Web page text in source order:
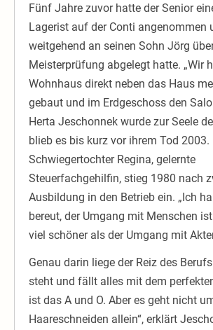
Fünf Jahre zuvor hatte der Senior
Lagerist auf der Conti angenommen
weitgehend an seinen Sohn Jörg
Meisterprüfung abgelegt hatte. „Wir
Wohnhaus direkt neben das Haus
gebaut und im Erdgeschoss den
Herta Jeschonnek wurde zur Seele
blieb es bis kurz vor ihrem Tod 2003.
Schwiegertochter Regina, gelernte
Steuerfachgehilfin, stieg 1980 nach
Ausbildung in den Betrieb ein. „Ich
bereut, der Umgang mit Menschen
viel schöner als der Umgang mit
Genau darin liege der Reiz des
steht und fällt alles mit dem
ist das A und O. Aber es geht nicht
Haareschneiden allein“, erklärt